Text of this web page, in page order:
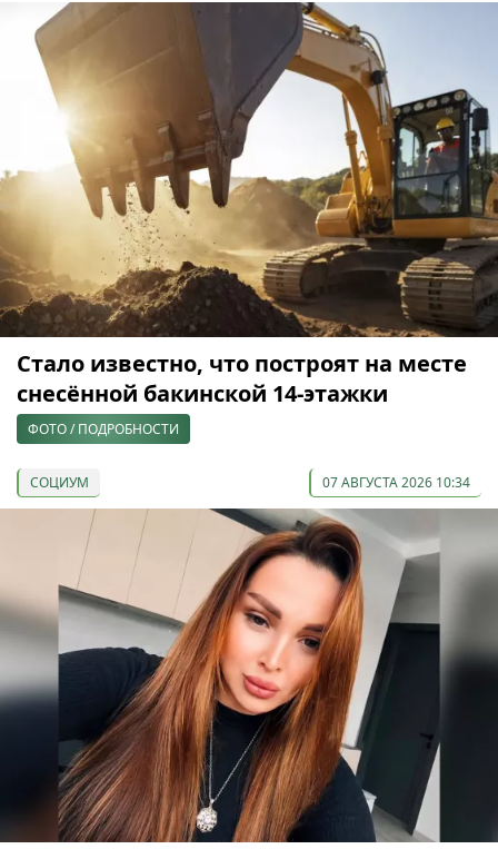
Стало известно, что построят на месте
снесённой бакинской 14-этажки
ФОТО / ПОДРОБНОСТИ
СОЦИУМ 07 АВГУСТА 2026 10:34